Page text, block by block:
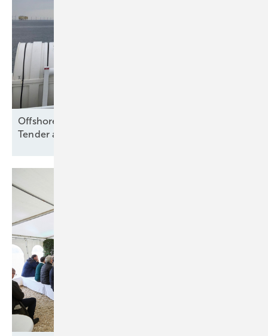
Offshore Wind: Koalition folgt Branche und will
Tender aussetzen – bloß